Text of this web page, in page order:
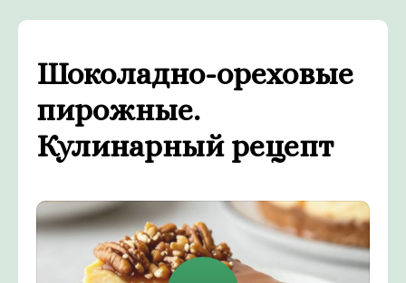
Шоколадно-ореховые
пирожные.
Кулинарный рецепт